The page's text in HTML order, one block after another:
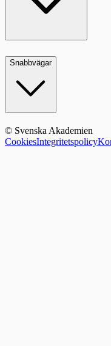
Snabbvägar
© Svenska Akademien
CookiesIntegritetspolicy